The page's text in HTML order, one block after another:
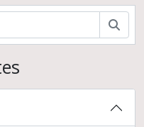
au Proche- et Moyen-Orient